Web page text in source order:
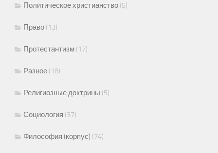
Политическое христианство (5)
Право (13)
Протестантизм (17)
Разное (18)
Религиозные доктрины (5)
Социология (37)
Философия (корпус) (74)